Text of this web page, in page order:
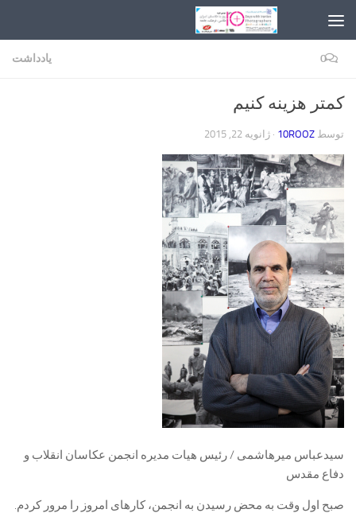
یادداشت 0
کمتر هزینه کنیم
توسط 10ROOZ
· ژانویه 22, 2015
سیدعباس میرهاشمی / رئیس هیات مدیره انجمن عکاسان انقلاب و
دفاع مقدس
صبح اول وقت به محض رسیدن به انجمن، کارهای امروز را مرور کردم.